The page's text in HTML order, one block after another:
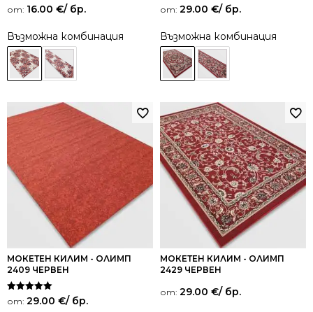
от: 16.00 €/ бр.
Възможна комбинация
от: 29.00 €/ бр.
Възможна комбинация
МОКЕТЕН КИЛИМ - ОЛИМП
2409 ЧЕРВЕН
Оценено на
5.00
от: 29.00 €/ бр.
МОКЕТЕН КИЛИМ - ОЛИМП
2429 ЧЕРВЕН
от: 29.00 €/ бр.